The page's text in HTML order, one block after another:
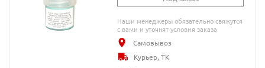
Наши менеджеры обязательно свяжутся
с вами и уточнят условия заказа
Самовывоз
Курьер, ТК